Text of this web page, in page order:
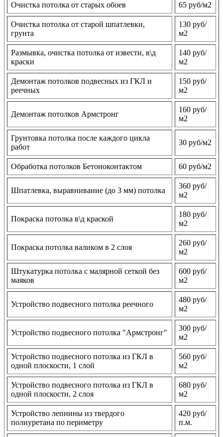
Очистка потолка от старых обоев 65 руб/м2
Очистка потолка от старой шпатлевки,
грунта
130 руб/
м2
Размывка, очистка потолка от извести, в\д
краски
140 руб/
м2
Демонтаж потолков подвесных из ГКЛ и
реечных
150 руб/
м2
Демонтаж потолков Армстронг
160 руб/
м2
Грунтовка потолка после каждого цикла
работ
30 руб/м2
Обработка потолков Бетоноконтактом 60 руб/м2
Шпатлевка, выравнивание (до 3 мм) потолка
360 руб/
м2
Покраска потолка в\д краской
180 руб/
м2
Покраска потолка валиком в 2 слоя
260 руб/
м2
Штукатурка потолка с малярной сеткой без
маяков
600 руб/
м2
Устройство подвесного потолка реечного
480 руб/
м2
Устройство подвесного потолка "Армстронг"
300 руб/
м2
Устройство подвесного потолка из ГКЛ в
одной плоскости, 1 слой
560 руб/
м2
Устройство подвесного потолка из ГКЛ в
одной плоскости, 2 слоя
680 руб/
м2
Устройство лепнины из твердого
полиуретана по периметру
420 руб/
п.м.